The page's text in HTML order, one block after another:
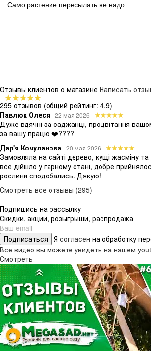
Само растение пересылать не надо.
Отзывы клиентов о магазине Написать
295 отзывов (общий рейтинг: 4.9)
Павлюк Олеся
22 мая 2026
Дуже вдячні за саджанці, процвітання
за вашу працю ❤️????
Дар'я Кочуланова 20 мая 2026
Замовляла на сайті дерево, кущі жасміну та
все дійшло у гарному стані, добре
рослини сподобались. Дякую!
Смотреть все отзывы (295)
Подпишись на рассылку
Скидки, акции, розыгрыши, распродажа
Подписаться Я согласен на обработку
Все видео вы можете увидеть на нашем
Смотреть